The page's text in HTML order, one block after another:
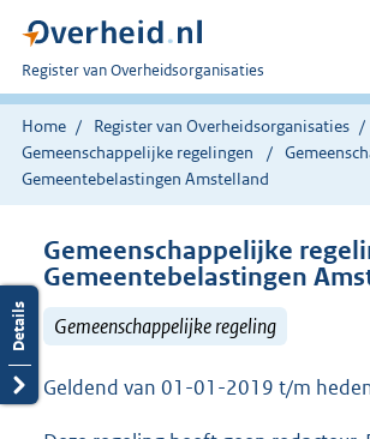
U
bent
nu
hier:
Register van Overheidsorganisaties
Home
Register van Overheidsorganisaties
Gemeenschappelijke regelingen
Gemeentebelastingen Amstelland
Gemeenschappelijke
Gemeentebelastingen
Gemeenschappelijke regeling
Geldend van 01-01-2019 t/m